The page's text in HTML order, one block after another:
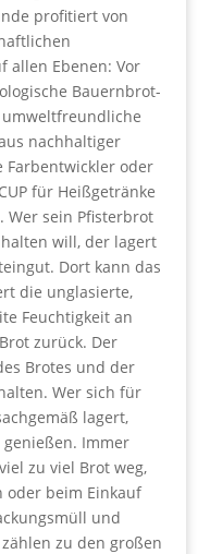
profitiert von
allen Ebenen: Vor
Bauernbrot-
nachhaltiger
Farbentwickler oder
für Heißgetränke
sein Pfisterbrot
will, der lagert
Dort kann das
die unglasierte,
Feuchtigkeit an
zurück. Der
Brotes und der
Wer sich für
lagert,
Immer
zu viel Brot weg,
oder beim Einkauf
und
zu den großen